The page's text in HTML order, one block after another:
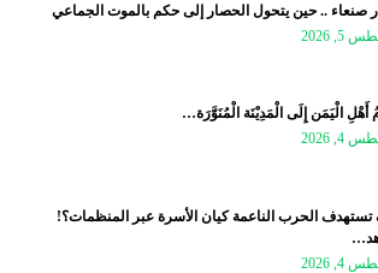
صنعاء .. حين يتحول الحصار إلى حكم بالموت الجماعي
2026
أَهْلِ الْيَمَن إِلَى الْمَدِيْنَة الْمُنَوَّرَة…
4, 2026
الحرب الناعمة كيان الأسرة عبر المنظمات؟!
2026